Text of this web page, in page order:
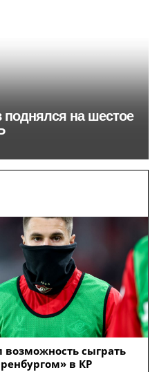
на шестое
возможность сыграть
в КР